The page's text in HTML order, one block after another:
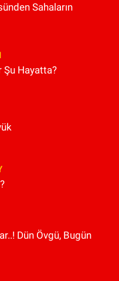
Sahaların
Şu Hayatta?
Dün Övgü, Bugün